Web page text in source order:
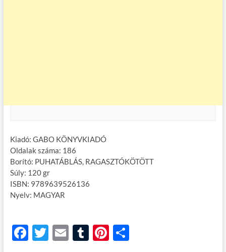
Kiadó: GABO KÖNYVKIADÓ
Oldalak száma: 186
Borító: PUHATÁBLÁS, RAGASZTÓKÖTÖTT
Súly: 120 gr
ISBN: 9789639526136
Nyelv: MAGYAR
F T E T Pi O